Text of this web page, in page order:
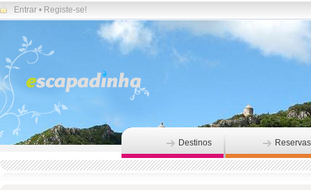
Entrar • Registe-se!
Destinos Reservas